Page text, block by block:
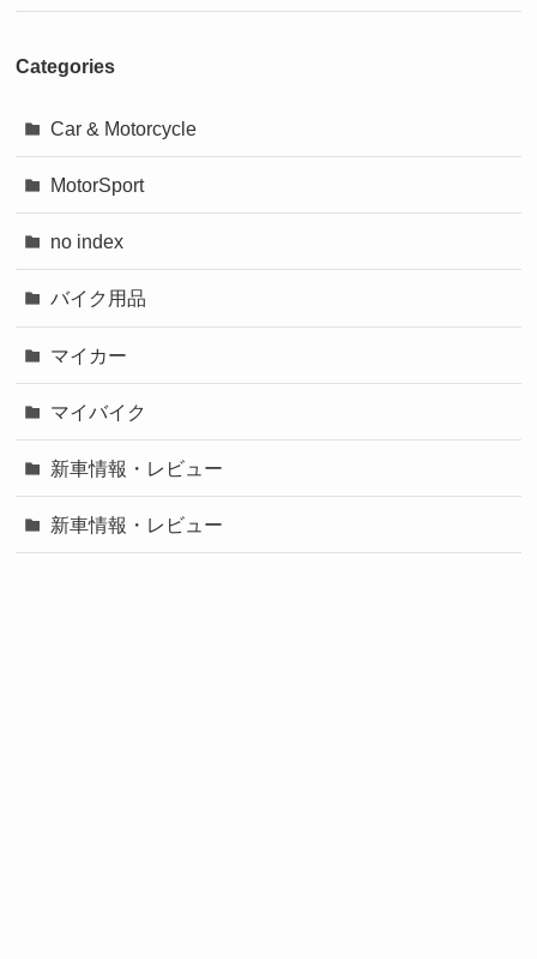
Categories
Car & Motorcycle
MotorSport
no index
バイク用品
マイカー
マイバイク
新車情報・レビュー
新車情報・レビュー